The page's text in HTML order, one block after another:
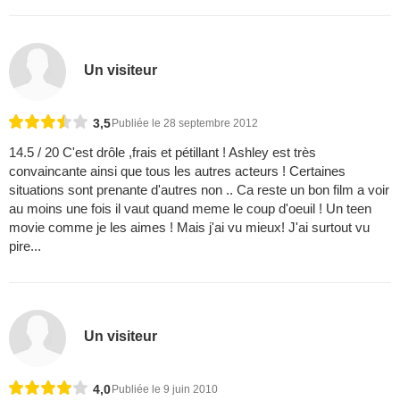
Un visiteur
3,5Publiée le 28 septembre 2012
14.5 / 20 C'est drôle ,frais et pétillant ! Ashley est très
convaincante ainsi que tous les autres acteurs ! Certaines
situations sont prenante d'autres non .. Ca reste un bon film a voir
au moins une fois il vaut quand meme le coup d'oeuil ! Un teen
movie comme je les aimes ! Mais j'ai vu mieux! J'ai surtout vu
pire...
Un visiteur
4,0Publiée le 9 juin 2010